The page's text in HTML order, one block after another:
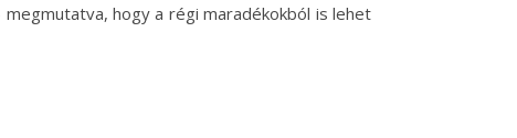
hogy a régi maradékokból is lehet